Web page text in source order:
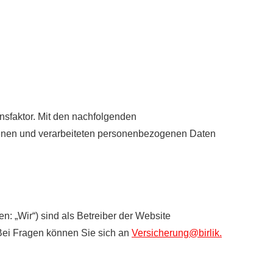
Mit den nachfolgenden
und verarbeiteten personenbezogenen Daten
„Wir“) sind als Betreiber der Website
Fragen können Sie sich an Versicherung@birlik.